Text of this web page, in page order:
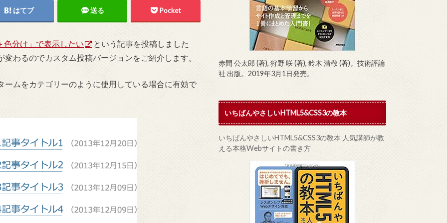
はてブ 送る Pocket
色分け」で表示したい
という記事を投稿しました
わるのでカスタム投稿バージョンをご紹介します。
ムをカテゴリーのように使用している場合に有効で
赤間 公太郎 (著), 狩野 咲 (著), 鈴木 清敬 (著)。技術評論
社 出版。2019年3月1日発売。
いちばんやさしいHTML5&CSS3の教本
いちばんやさしいHTML5&CSS3の教本 人気講師が教
える本格Webサイトの書き方